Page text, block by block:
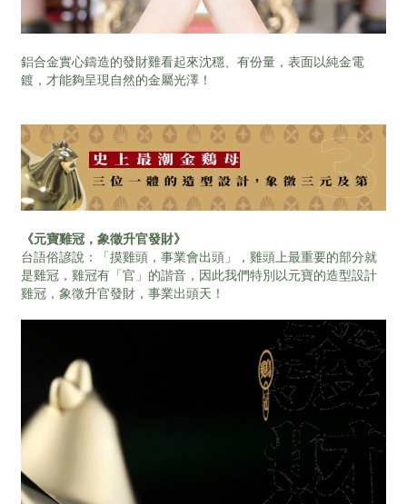
鋁合金實心鑄造的發財雞看起來沈穩、有份量，表面以純金電
鍍，才能夠呈現自然的金屬光澤！
《元寶雞冠，象徵升官發財》
台語俗諺說：「摸雞頭，事業會出頭」，雞頭上最重要的部分就
是雞冠，雞冠有「官」的諧音，因此我們特別以元寶的造型設計
雞冠，象徵升官發財，事業出頭天！